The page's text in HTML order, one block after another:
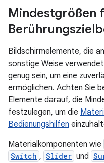
Mindestgrößen
Bildschirmelemente, die
sonstige Weise
genug sein, um eine
ermöglichen. Achten Sie
Elemente darauf, die
festzulegen, um die
Bedienungshilfen
Materialkomponenten wie
Switch , Slider und